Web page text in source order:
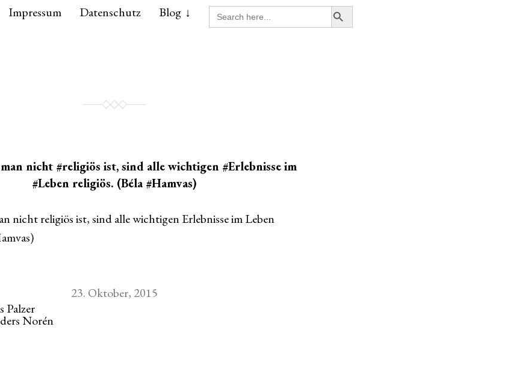
Impressum Datenschutz Blog Search
for:
Search Button
nicht #religiös ist, sind alle wichtigen #Erlebnisse im
#Leben religiös. (Béla #Hamvas)
nicht religiös ist, sind alle wichtigen Erlebnisse im Leben
23. Oktober, 2015
Palzer
Norén